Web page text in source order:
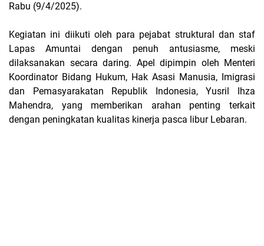
Rabu (9/4/2025).
Kegiatan ini diikuti oleh para pejabat struktural dan staf
Lapas Amuntai dengan penuh antusiasme, meski
dilaksanakan secara daring. Apel dipimpin oleh Menteri
Koordinator Bidang Hukum, Hak Asasi Manusia, Imigrasi
dan Pemasyarakatan Republik Indonesia, Yusril Ihza
Mahendra, yang memberikan arahan penting terkait
dengan peningkatan kualitas kinerja pasca libur Lebaran.